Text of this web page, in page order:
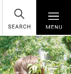
SEARCH